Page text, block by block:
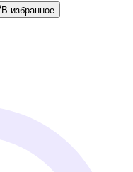
В избранное